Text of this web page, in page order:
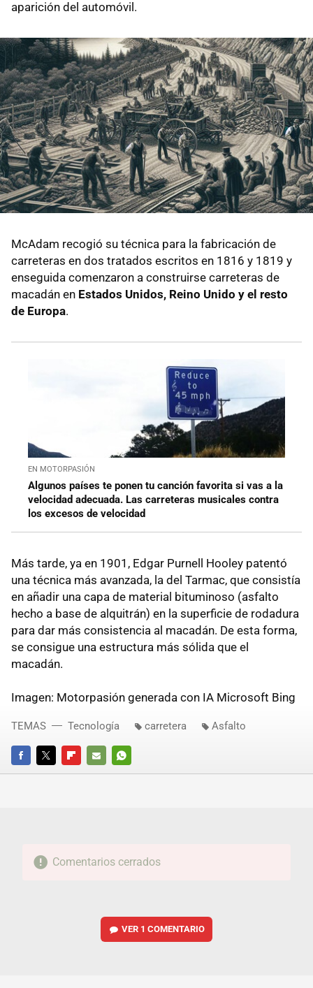
aparición del automóvil.
McAdam recogió su técnica para la fabricación de
carreteras en dos tratados escritos en 1816 y 1819 y
enseguida comenzaron a construirse carreteras de
macadán en Estados Unidos, Reino Unido y el resto
de Europa.
EN MOTORPASIÓN
Algunos países te ponen tu canción favorita si vas a la
velocidad adecuada. Las carreteras musicales contra
los excesos de velocidad
Más tarde, ya en 1901, Edgar Purnell Hooley patentó
una técnica más avanzada, la del Tarmac, que consistía
en añadir una capa de material bituminoso (asfalto
hecho a base de alquitrán) en la superficie de rodadura
para dar más consistencia al macadán. De esta forma,
se consigue una estructura más sólida que el
macadán.
Imagen: Motorpasión generada con IA Microsoft Bing
FACEBOOKTWITTERFLIPBOARD
E-
WHATSAPP
TEMAS Tecnología carretera Asfalto
Comentarios cerrados
VER 1 COMENTARIO